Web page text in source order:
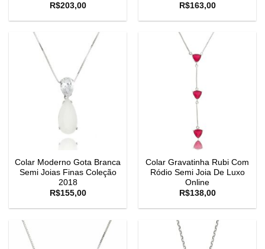
R$203,00
R$163,00
Colar Moderno Gota Branca
Semi Joias Finas Coleção
2018
R$155,00
Colar Gravatinha Rubi Com
Ródio Semi Joia De Luxo
Online
R$138,00